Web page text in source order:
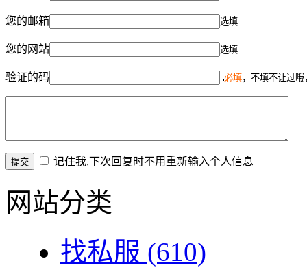
您的邮箱 选填
您的网站 选填
验证的码 必填，不填不让过
记住我,下次回复时不用重新输入个人信息
网站分类
找私服 (610)